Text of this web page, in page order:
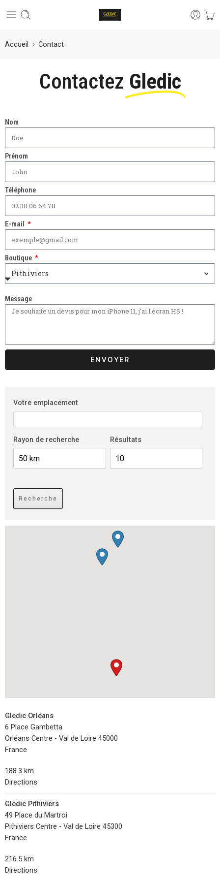
Accueil Contact
Contactez Gledic
Nom
Prénom
Téléphone
E-mail
Boutique
Message
ENVOYER
Votre emplacement
Rayon de recherche Résultats
Gledic Orléans
6 Place Gambetta
Orléans Centre - Val de Loire 45000
France
188.3 km
Directions
Gledic Pithiviers
49 Place du Martroi
Pithiviers Centre - Val de Loire 45300
France
216.5 km
Directions